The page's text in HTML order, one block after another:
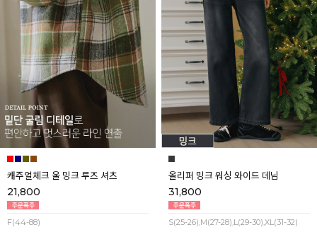
캐주얼체크 울 밍크 루즈 셔츠
21,800
F(44-88)
올리퍼 밍크 워싱 와이드 데님
31,800
S(25-26),M(27-28),L(29-30),XL(31-32)